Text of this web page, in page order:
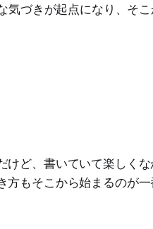
づきが起点になり、そこ
ど、書いていて楽しく
もそこから始まるのが